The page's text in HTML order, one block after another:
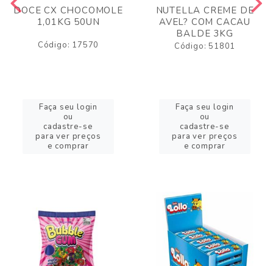
DOCE CX CHOCOMOLE
1,01KG 50UN
Código: 17570
Faça seu login
ou
cadastre-se
para ver preços
e comprar
NUTELLA CREME DE
AVEL? COM CACAU
BALDE 3KG
Código: 51801
Faça seu login
ou
cadastre-se
para ver preços
e comprar